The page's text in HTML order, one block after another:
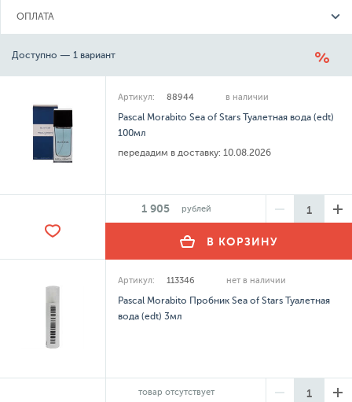
ОПЛАТА
Доступно — 1 вариант
Артикул: 88944 в наличии
Pascal Morabito Sea of Stars Туалетная вода (edt)
100мл
передадим в доставку: 10.08.2026
1 905 рублей
В КОРЗИНУ
Артикул: 113346 нет в наличии
Pascal Morabito Пробник Sea of Stars Туалетная
вода (edt) 3мл
товар отсутствует